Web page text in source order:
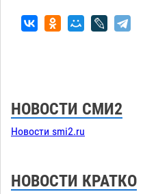
НОВОСТИ СМИ2
Новости smi2.ru
НОВОСТИ КРАТКО